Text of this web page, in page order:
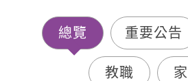
總覽 重要公告
教職